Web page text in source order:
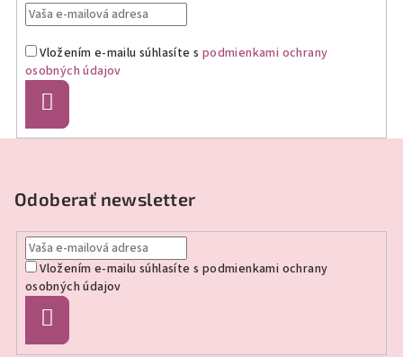
Vložením e-mailu súhlasíte s podmienkami ochrany
osobných údajov
Odoberať newsletter
Vložením e-mailu súhlasíte s podmienkami ochrany
osobných údajov